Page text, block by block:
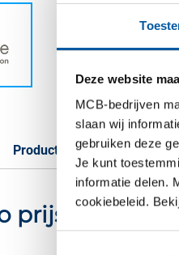
Deze website
MCB-bedrijven
slaan wij
gebruiken deze
Je kunt
informatie delen.
cookiebeleid.
Product omschrijving
prijslijst: Rvs